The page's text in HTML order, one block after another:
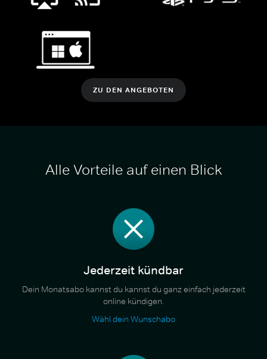
ZU DEN ANGEBOTEN
Alle Vorteile auf einen Blick
Jederzeit kündbar
Dein Monatsabo kannst du kannst du ganz einfach jederzeit
online kündigen.
Wähl dein Wunschabo